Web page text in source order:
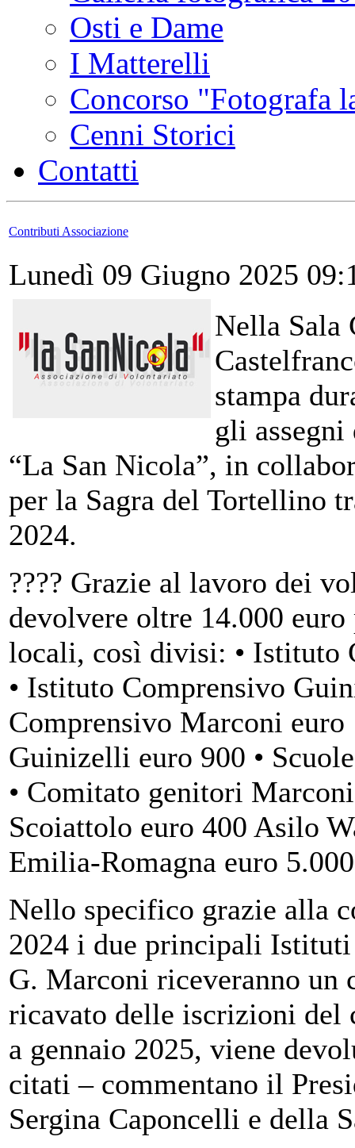
Osti e Dame
I Matterelli
Concorso "Fotografa
Cenni Storici
Contatti
Contributi Associazione
Lunedì 09 Giugno 2025
Nella Sala
stampa
gli
“La San Nicola”, in
per la Sagra del Tortellino
2024.
???? Grazie al lavoro dei
devolvere oltre 14.000
locali, così divisi: • Istituto
• Istituto Comprensivo
Comprensivo Marconi
Guinizelli euro 900 •
• Comitato genitori
Scoiattolo euro 400 Asilo
Emilia-Romagna euro
Nello specifico grazie alla
2024 i due principali
G. Marconi riceveranno
ricavato delle iscrizioni del
a gennaio 2025, viene
citati – commentano il
Sergina Caponcelli e della